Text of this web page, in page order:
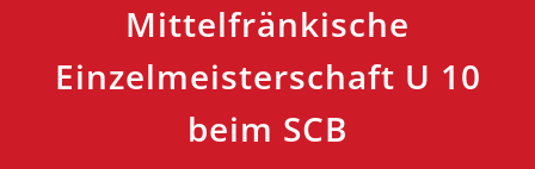
Mittelfränkische
Einzelmeisterschaft U 10
beim SCB